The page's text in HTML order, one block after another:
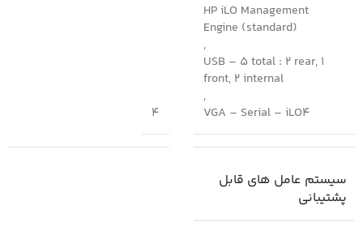
HP iLO Management
Engine (standard)
,
USB – 5 total : 2 rear, 1
front, 2 internal
,
VGA – Serial – iLO4
4
سیستم عامل های قابل
پشتیبانی